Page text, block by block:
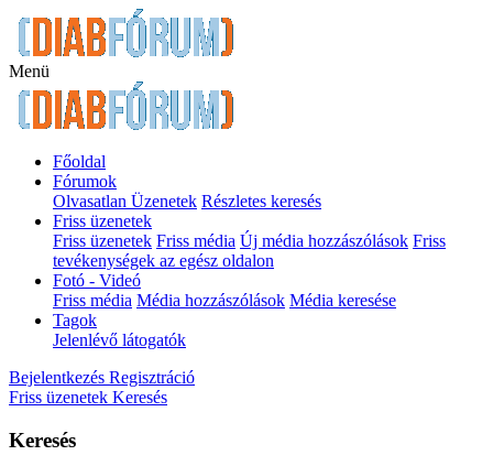
Menü
Főoldal
Fórumok
Olvasatlan Üzenetek Részletes keresés
Friss üzenetek
Friss üzenetek Friss média Új média hozzászólások Friss
tevékenységek az egész oldalon
Fotó - Videó
Friss média Média hozzászólások Média keresése
Tagok
Jelenlévő látogatók
Bejelentkezés Regisztráció
Friss üzenetek Keresés
Keresés